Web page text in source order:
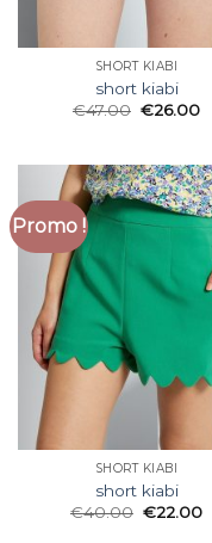
SHORT KIABI
short kiabi
€47.00 €26.00
Promo !
SHORT KIABI
short kiabi
€40.00 €22.00